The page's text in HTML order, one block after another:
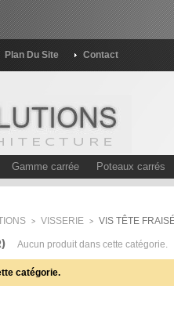
Plan Du Site Contact
Gamme carrée Poteaux carrés
> VISSERIE > VIS TÊTE
Aucun produit dans cette catégorie.
catégorie.